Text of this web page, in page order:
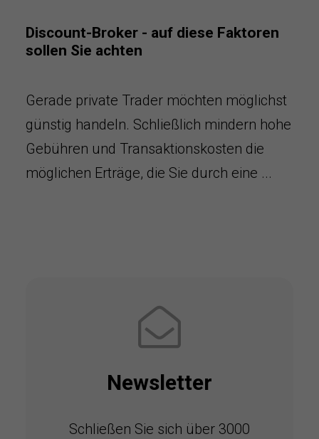
Discount-Broker - auf diese Faktoren
sollen Sie achten
Gerade private Trader möchten möglichst
günstig handeln. Schließlich mindern hohe
Gebühren und Transaktionskosten die
möglichen Erträge, die Sie durch eine ...
Newsletter
Schließen Sie sich über 3000